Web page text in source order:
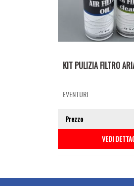
KIT PULIZIA FILTRO
EVENTURI
Prezzo
VEDI